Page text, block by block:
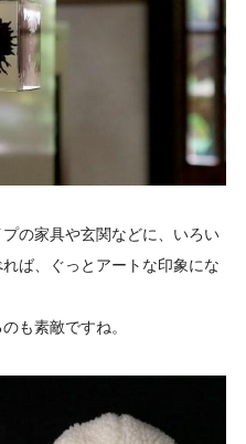
の家具や玄関などに、いろい
ば、ぐっとアートな印象にな
も素敵ですね。